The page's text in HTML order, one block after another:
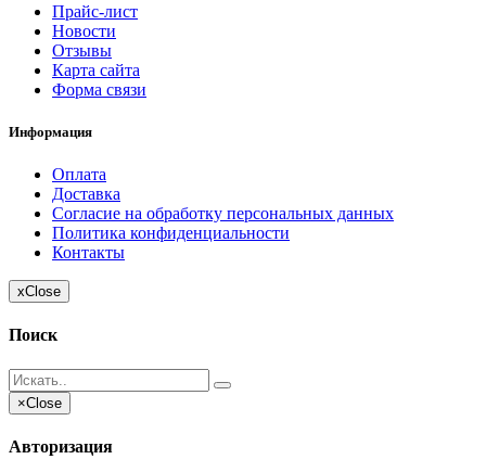
Прайс-лист
Новости
Отзывы
Карта сайта
Форма связи
Информация
Оплата
Доставка
Согласие на обработку персональных данных
Политика конфиденциальности
Контакты
xClose
Поиск
×Close
Авторизация